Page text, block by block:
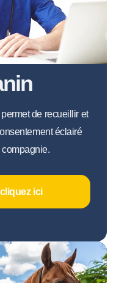
de recueillir et
éclairé
compagnie.
ici